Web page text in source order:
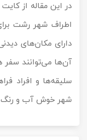
اطراف شهر رشت
دارای مکان‌های
آن‌ها می‌توانند سفر
سلیقه‌ها و افراد
شهر خوش آب و رنگ